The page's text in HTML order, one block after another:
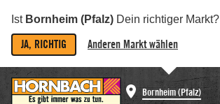
Ist Bornheim (Pfalz) Dein richtiger Markt?
JA, RICHTIG Anderen Markt wählen
Bornheim (Pfalz)